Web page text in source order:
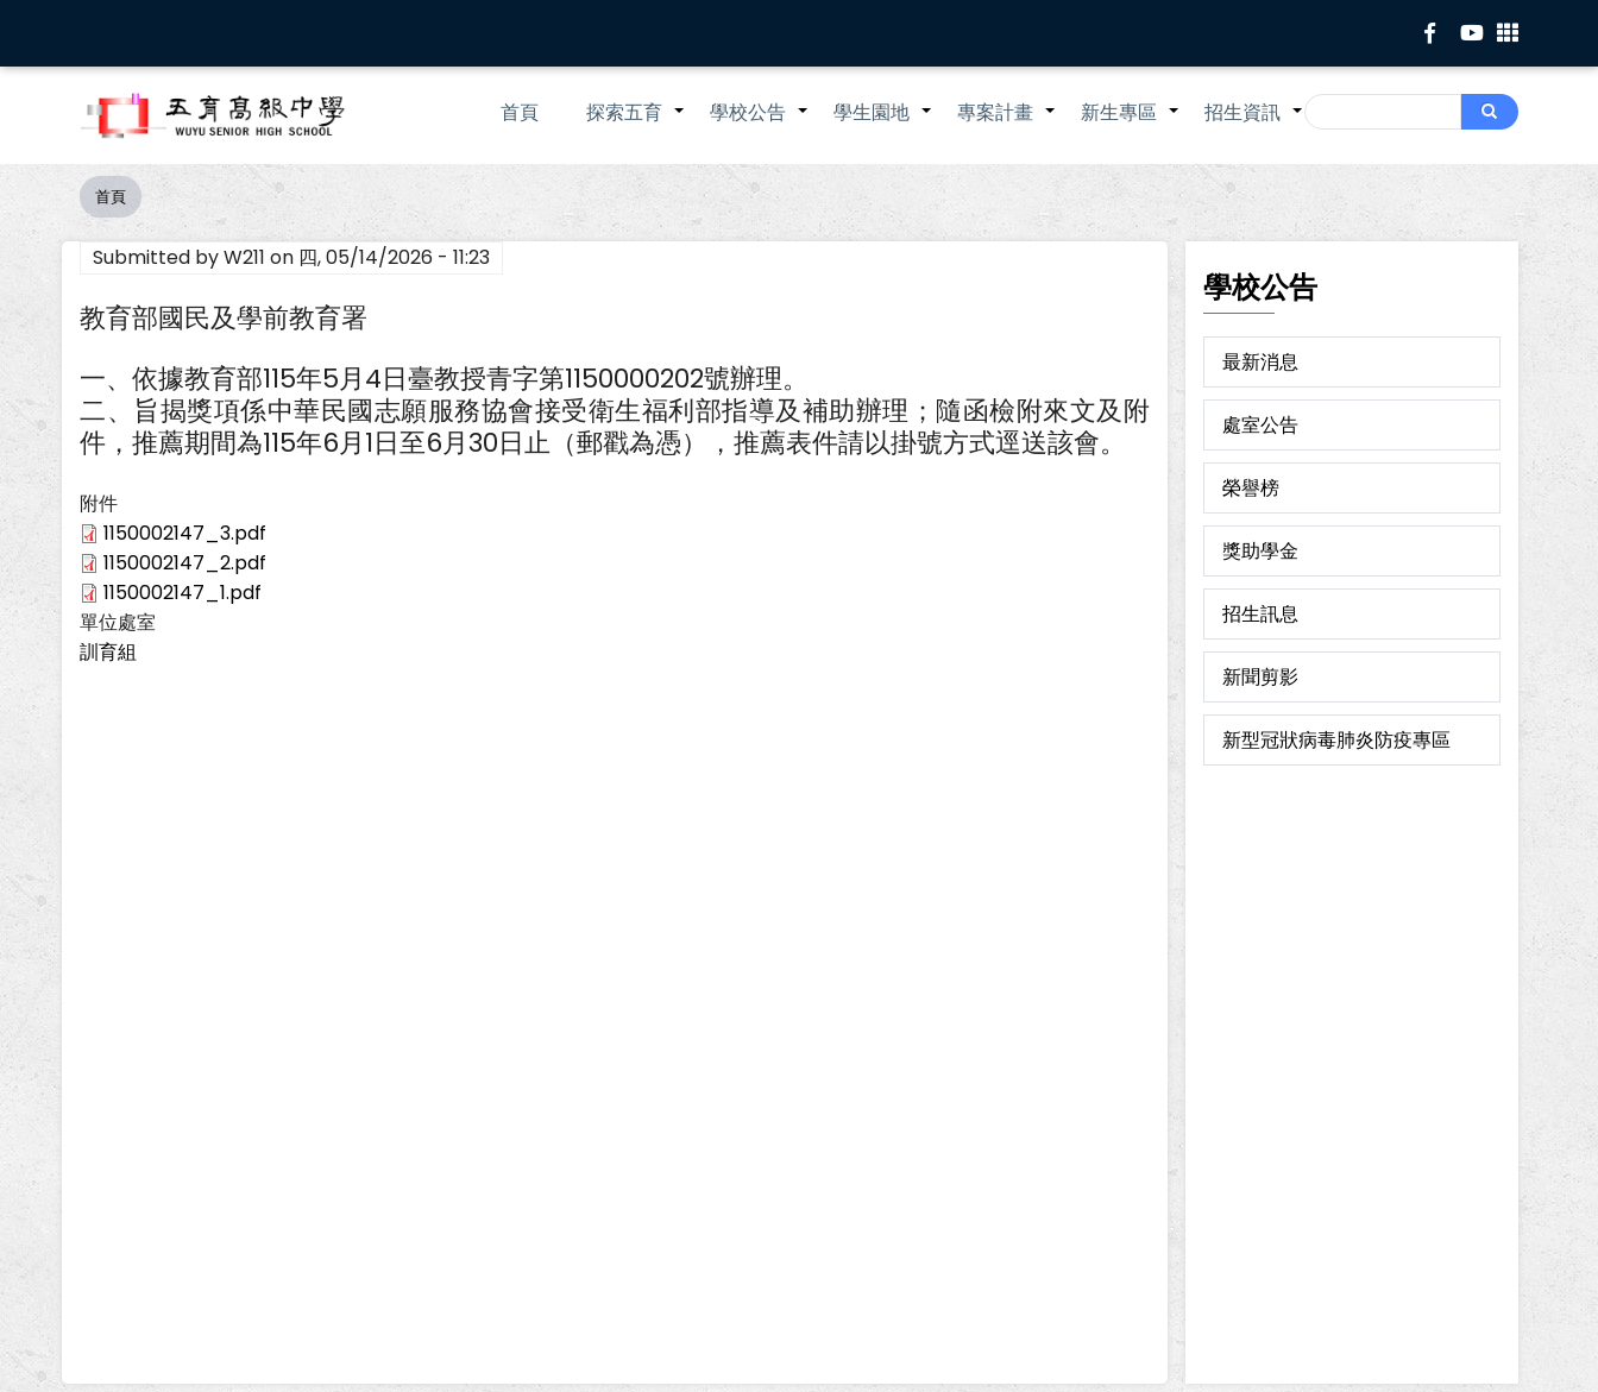
主
Search
Search
Main
navigation
首頁 +
探索五育 +
學校公告 +
學生園地 +
專案計畫 +
新生專區 +
招生資訊
導
航
連
首頁
Submitted byW211 on 四, 05/14/2026 - 11:23
教育部國民及學前教育署
一、依據教育部115年5月4日臺教授青字第1150000202號辦理。
二、旨揭獎項係中華民國志願服務協會接受衛生福利部指導及補助辦理；隨函檢附來文及附
件，推薦期間為115年6月1日至6月30日止（郵戳為憑），推薦表件請以掛號方式逕送該會。
附件
1150002147_3.pdf
1150002147_2.pdf
1150002147_1.pdf
單位處室
訓育組
學校公告
最新消息
處室公告
榮譽榜
獎助學金
招生訊息
新聞剪影
新型冠狀病毒肺炎防疫專區